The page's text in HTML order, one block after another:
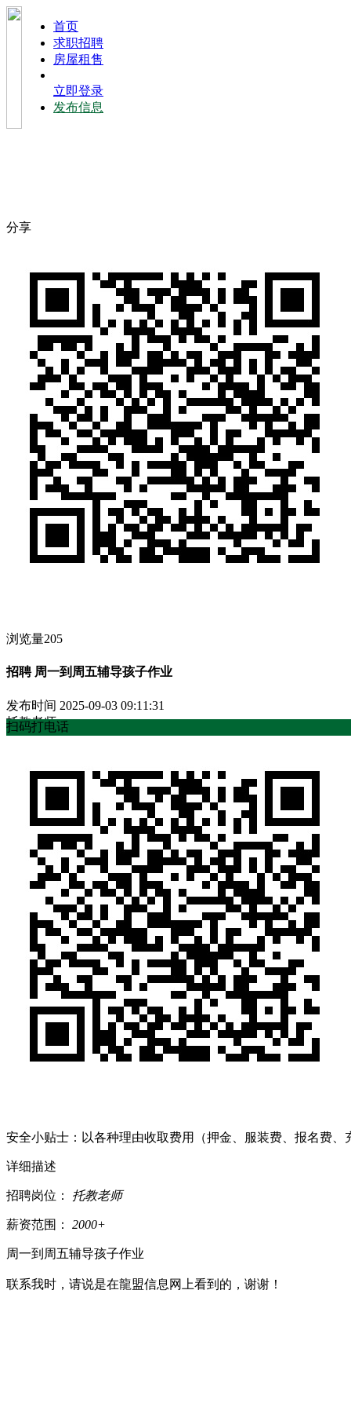
⾸⻚
求职招聘
房屋租售
立即登录
发布信息
分享
浏览量205
招聘 周一到周五辅导孩子作业
发布时间 2025-09-03 09:11:31
托教老师
扫码打电话
安全小贴士：以各种理由收取费⽤（押⾦、服装费、报名费
详细描述
招聘岗位： 托教老师
薪资范围： 2000+
周一到周五辅导孩子作业
联系我时，请说是在龍盟信息网上看到的，谢谢！